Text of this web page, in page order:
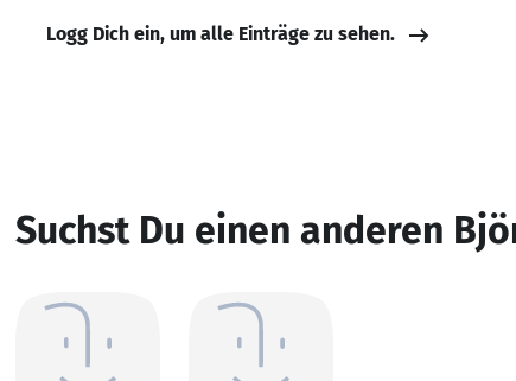
Logg Dich ein, um alle Einträge zu sehen.
Suchst Du einen anderen